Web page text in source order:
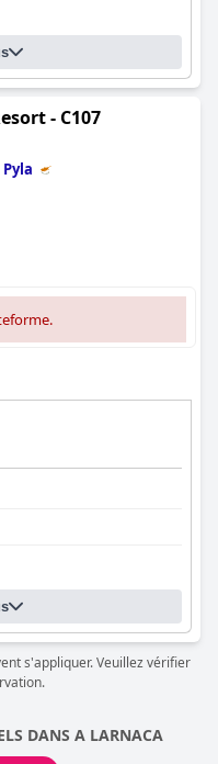
- C107
Pyla
s'appliquer. Veuillez vérifier
DANS A LARNACA